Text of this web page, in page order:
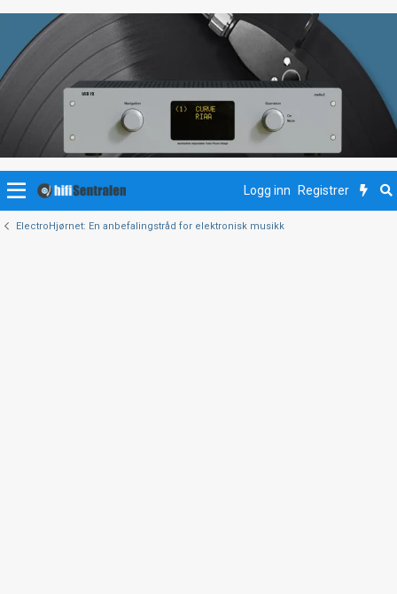
Logg inn Registrer
ElectroHjørnet: En anbefalingstråd for elektronisk musikk